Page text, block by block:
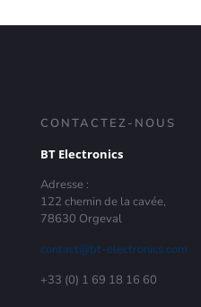
CONTACTEZ-NOUS
BT Electronics
Adresse :
122 chemin de la cavée,
78630 Orgeval
contact@bt-electronics.com
+33 (0) 1 69 18 16 60